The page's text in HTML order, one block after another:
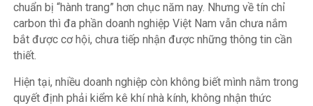
chuẩn bị “hành trang” hơn chục năm nay. Nhưng về tín chỉ
carbon thì đa phần doanh nghiệp Việt Nam vẫn chưa nắm
bắt được cơ hội, chưa tiếp nhận được những thông tin cần
thiết.
Hiện tại, nhiều doanh nghiệp còn không biết mình nằm trong
quyết định phải kiểm kê khí nhà kính, không nhận thức